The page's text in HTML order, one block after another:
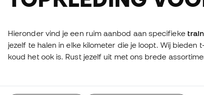
Hieronder vind je een ruim aanbod aan specifieke
jezelf te halen in elke kilometer die je loopt. Wij
koud het ook is. Rust jezelf uit met ons brede